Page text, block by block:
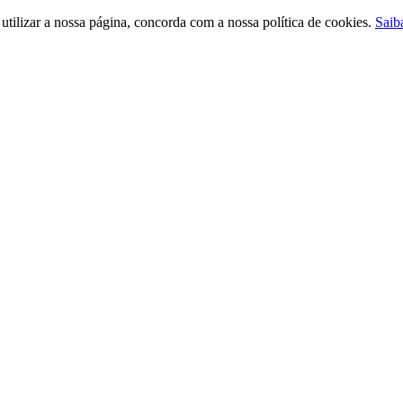
a nossa página, concorda com a nossa política de cookies.